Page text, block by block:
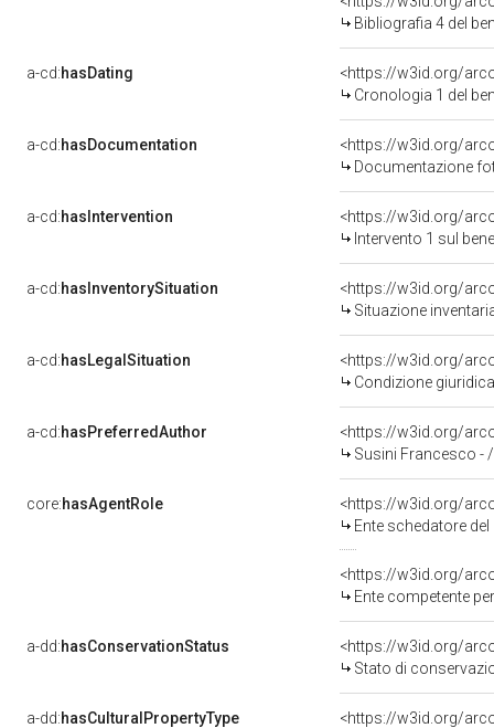
Bibliografia 4 del
a-cd:hasDating
<https://w3id.org/
Cronologia 1 del
a-cd:hasDocumentation
Documentazione
a-cd:hasIntervention
<https://w3id.org/
Intervento 1 sul
a-cd:hasInventorySituation
<https://w3id.org/
Situazione
a-cd:hasLegalSituation
<https://w3id.org/
Condizione
a-cd:hasPreferredAuthor
<https://w3id.org/
Susini Francesco -
core:hasAgentRole
<https://w3id.org/
Ente schedatore del bene
<https://w3id.org/
Ente competente
a-dd:hasConservationStatus
<https://w3id.org/
Stato di
a-dd:hasCulturalPropertyType
<https://w3id.org/